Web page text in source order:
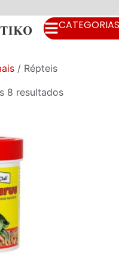
CATEGORIAS
/ Répteis
8 resultados